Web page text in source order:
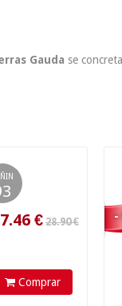
Gauda se
Comprar
-